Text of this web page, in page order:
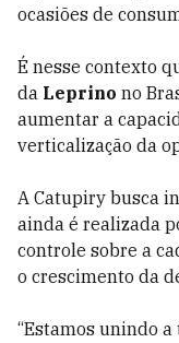
ocasiões de
É nesse contexto
da Leprino no
aumentar a
verticalização da
A Catupiry busca
ainda é realizada
controle sobre a
o crescimento da
“Estamos unindo